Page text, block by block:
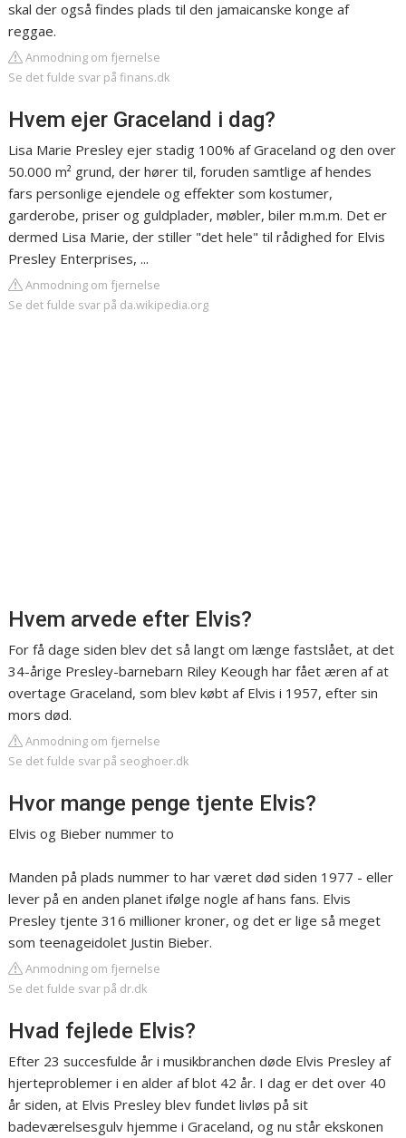
skal der også findes plads til den jamaicanske konge af
reggae.
Anmodning om fjernelse
Se det fulde svar på finans.dk
Hvem ejer Graceland i dag?
Lisa Marie Presley ejer stadig 100% af Graceland og den over
50.000 m² grund, der hører til, foruden samtlige af hendes
fars personlige ejendele og effekter som kostumer,
garderobe, priser og guldplader, møbler, biler m.m.m. Det er
dermed Lisa Marie, der stiller "det hele" til rådighed for Elvis
Presley Enterprises, ...
Anmodning om fjernelse
Se det fulde svar på da.wikipedia.org
Hvem arvede efter Elvis?
For få dage siden blev det så langt om længe fastslået, at det
34-årige Presley-barnebarn Riley Keough har fået æren af at
overtage Graceland, som blev købt af Elvis i 1957, efter sin
mors død.
Anmodning om fjernelse
Se det fulde svar på seoghoer.dk
Hvor mange penge tjente Elvis?
Elvis og Bieber nummer to
Manden på plads nummer to har været død siden 1977 - eller
lever på en anden planet ifølge nogle af hans fans. Elvis
Presley tjente 316 millioner kroner, og det er lige så meget
som teenageidolet Justin Bieber.
Anmodning om fjernelse
Se det fulde svar på dr.dk
Hvad fejlede Elvis?
Efter 23 succesfulde år i musikbranchen døde Elvis Presley af
hjerteproblemer i en alder af blot 42 år. I dag er det over 40
år siden, at Elvis Presley blev fundet livløs på sit
badeværelsesgulv hjemme i Graceland, og nu står ekskonen